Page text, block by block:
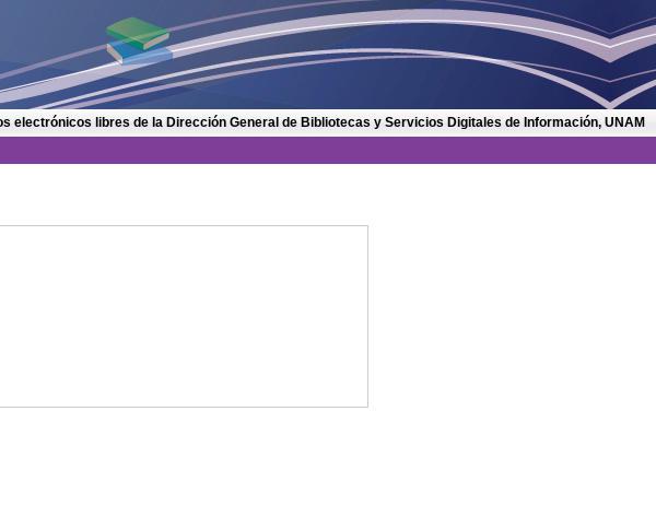
electrónicos libres de la Dirección General de Bibliotecas y Servicios Digitales de Información, UNAM